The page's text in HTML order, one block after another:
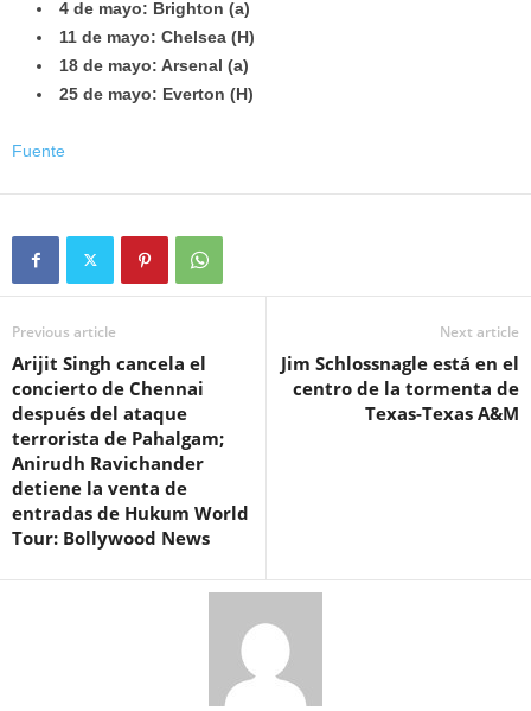
4 de mayo: Brighton (a)
11 de mayo: Chelsea (H)
18 de mayo: Arsenal (a)
25 de mayo: Everton (H)
Fuente
Previous article
Arijit Singh cancela el
concierto de Chennai
después del ataque
terrorista de Pahalgam;
Anirudh Ravichander
detiene la venta de
entradas de Hukum World
Tour: Bollywood News
Next article
Jim Schlossnagle está en el
centro de la tormenta de
Texas-Texas A&M